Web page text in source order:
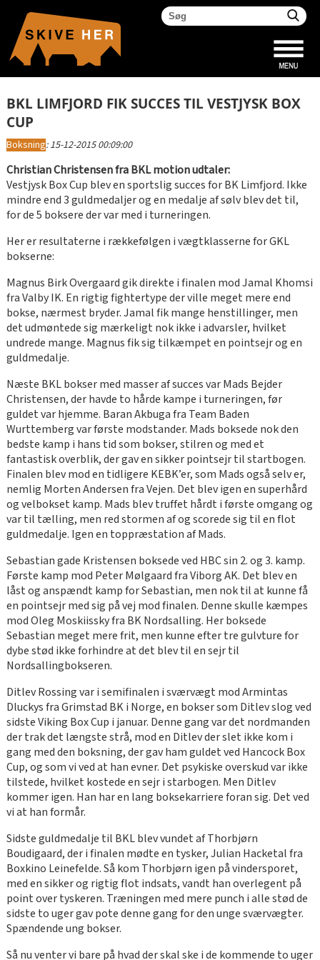
BKL LIMFJORD FIK SUCCES TIL VESTJYSK BOX
CUP
Boksning:15-12-2015 00:09:00
Christian Christensen fra BKL motion udtaler:
Vestjysk Box Cup blev en sportslig succes for BK Limfjord. Ikke
mindre end 3 guldmedaljer og en medalje af sølv blev det til,
for de 5 boksere der var med i turneringen.
Her er resultaterne i rækkefølgen i vægtklasserne for GKL
bokserne:
Magnus Birk Overgaard gik direkte i finalen mod Jamal Khomsi
fra Valby IK. En rigtig fightertype der ville meget mere end
bokse, nærmest bryder. Jamal fik mange henstillinger, men
det udmøntede sig mærkeligt nok ikke i advarsler, hvilket
undrede mange. Magnus fik sig tilkæmpet en pointsejr og en
guldmedalje.
Næste BKL bokser med masser af succes var Mads Bejder
Christensen, der havde to hårde kampe i turneringen, før
guldet var hjemme. Baran Akbuga fra Team Baden
Wurttemberg var første modstander. Mads boksede nok den
bedste kamp i hans tid som bokser, stilren og med et
fantastisk overblik, der gav en sikker pointsejr til startbogen.
Finalen blev mod en tidligere KEBK’er, som Mads også selv er,
nemlig Morten Andersen fra Vejen. Det blev igen en superhård
og velbokset kamp. Mads blev truffet hårdt i første omgang og
var til tælling, men red stormen af og scorede sig til en flot
guldmedalje. Igen en toppræstation af Mads.
Sebastian gade Kristensen boksede ved HBC sin 2. og 3. kamp.
Første kamp mod Peter Mølgaard fra Viborg AK. Det blev en
låst og anspændt kamp for Sebastian, men nok til at kunne få
en pointsejr med sig på vej mod finalen. Denne skulle kæmpes
mod Oleg Moskiissky fra BK Nordsalling. Her boksede
Sebastian meget mere frit, men kunne efter tre gulvture for
dybe stød ikke forhindre at det blev til en sejr til
Nordsallingbokseren.
Ditlev Rossing var i semifinalen i sværvægt mod Armintas
Dluckys fra Grimstad BK i Norge, en bokser som Ditlev slog ved
sidste Viking Box Cup i januar. Denne gang var det nordmanden
der trak det længste strå, mod en Ditlev der slet ikke kom i
gang med den boksning, der gav ham guldet ved Hancock Box
Cup, og som vi ved at han evner. Det psykiske overskud var ikke
tilstede, hvilket kostede en sejr i starbogen. Men Ditlev
kommer igen. Han har en lang boksekarriere foran sig. Det ved
vi at han formår.
Sidste guldmedalje til BKL blev vundet af Thorbjørn
Boudigaard, der i finalen mødte en tysker, Julian Hacketal fra
Boxkino Leinefelde. Så kom Thorbjørn igen på vindersporet,
med en sikker og rigtig flot indsats, vandt han overlegent på
point over tyskeren. Træningen med mere punch i alle stød de
sidste to uger gav pote denne gang for den unge sværvægter.
Spændende ung bokser.
Så nu venter vi bare på hvad der skal ske i de kommende to uger